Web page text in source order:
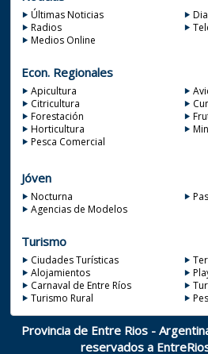
Últimas Noticias
Radios
Medios Online
Econ. Regionales
Apicultura
Citricultura
Forestación
Horticultura
Pesca Comercial
Jóven
Nocturna
Agencias de Modelos
Turismo
Ciudades Turísticas
Alojamientos
Carnaval de Entre Ríos
Turismo Rural
Provincia de Entre Rios -
reservados a